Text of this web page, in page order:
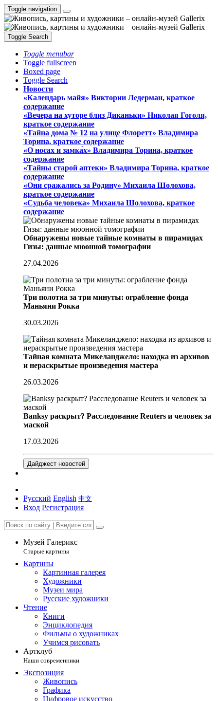
Toggle navigation
Toggle Search
Toggle menubar
Toggle fullscreen
Boxed page
Toggle Search
Новости
«Календарь майя» Виктории Ледерман, краткое
содержание
«Вечера на хуторе близ Диканьки» Николая Гоголя,
краткое содержание
«Тайна дома № 12 на улице Флоретт» Владимира
Торина, краткое содержание
«О носах и замка́х» Владимира Торина, краткое
содержание
«Тайны старой аптеки» Владимира Торина, краткое
содержание
«Они сражались за Родину» Михаила Шолохова,
краткое содержание
«Судьба человека» Михаила Шолохова, краткое
содержание
Обнаружены новые тайные комнаты в пирамидах
Гизы: данные мюонной томографии
27.04.2026
Три полотна за три минуты: ограбление фонда
Маньяни Рокка
30.03.2026
Тайная комната Микеланджело: находка из архивов
и нераскрытые произведения мастера
26.03.2026
Banksy раскрыт? Расследование Reuters и человек за
маской
17.03.2026
Дайджест новостей
Русский English 中文
Вход Регистрация
Музей Галерикс
Старые картины
Картины
Картинная галерея
Художники
Музеи мира
Русские художники
Чтение
Книги
Энциклопедия
Фильмы о художниках
Учимся рисовать
Артклуб
Наши современники
Экспозиция
Живопись
Графика
Цифровое искусство